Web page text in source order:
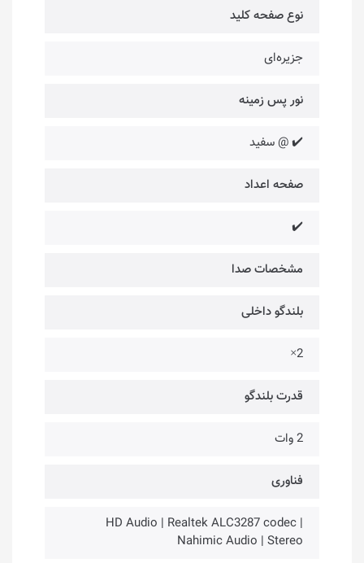
نوع صفحه کلید
جزیره‌ای
نور پس زمینه
✔️ @ سفید
صفحه اعداد
✔️
مشخصات صدا
بلندگو داخلی
2×
قدرت بلندگو
2 وات
فناوری‌
HD Audio | Realtek ALC3287 codec |
Nahimic Audio | Stereo